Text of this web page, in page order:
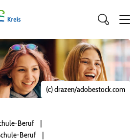
(c) drazen/adobestock.com
Beruf
Beruf